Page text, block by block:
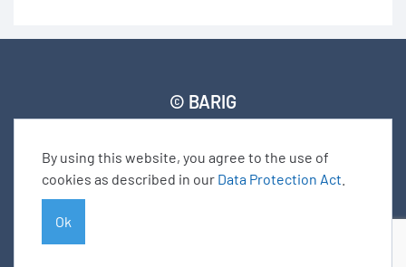
By using this website, you agree to the use of
cookies as described in our Data Protection Act
Ok
© BARIG
Member login Impressum
Daten­schut­zerklärung
Seitenverzeichnis